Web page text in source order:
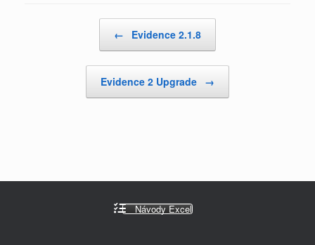
← Evidence 2.1.8
Evidence 2 Upgrade →
Návody Excel